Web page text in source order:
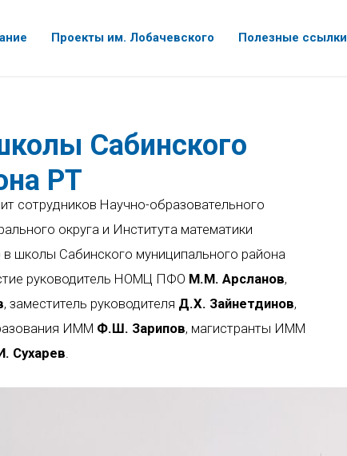
Проекты им. Лобачевского Полезные ссылки
Сабинского
РТ
сотрудников Научно-образовательного
округа и Института математики
школы Сабинского муниципального района
руководитель НОМЦ ПФО М.М. Арсланов,
, заместитель руководителя Д.Х. Зайнетдинов,
ИММ Ф.Ш. Зарипов, магистранты ИММ
Сухарев.